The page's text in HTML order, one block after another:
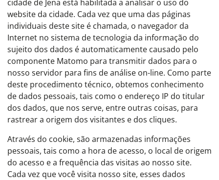
cidade de Jena está habilitada a analisar o uso do
website da cidade. Cada vez que uma das páginas
individuais deste site é chamada, o navegador da
Internet no sistema de tecnologia da informação do
sujeito dos dados é automaticamente causado pelo
componente Matomo para transmitir dados para o
nosso servidor para fins de análise on-line. Como parte
deste procedimento técnico, obtemos conhecimento
de dados pessoais, tais como o endereço IP do titular
dos dados, que nos serve, entre outras coisas, para
rastrear a origem dos visitantes e dos cliques.
Através do cookie, são armazenadas informações
pessoais, tais como a hora de acesso, o local de origem
do acesso e a frequência das visitas ao nosso site.
Cada vez que você visita nosso site, esses dados